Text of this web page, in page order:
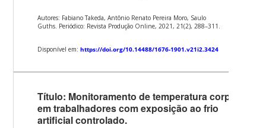
Autores: Fabiano Takeda, Antônio Renato Pereira Moro, Saulo
Guths. Periódico: Revista Produção Online, 2021, 21(2), 288–311.
Disponível em:https://doi.org/10.14488/1676-1901.v21i2.3424
Título: Monitoramento de temperatura corporal
em trabalhadores com exposição ao frio
artificial controlado.